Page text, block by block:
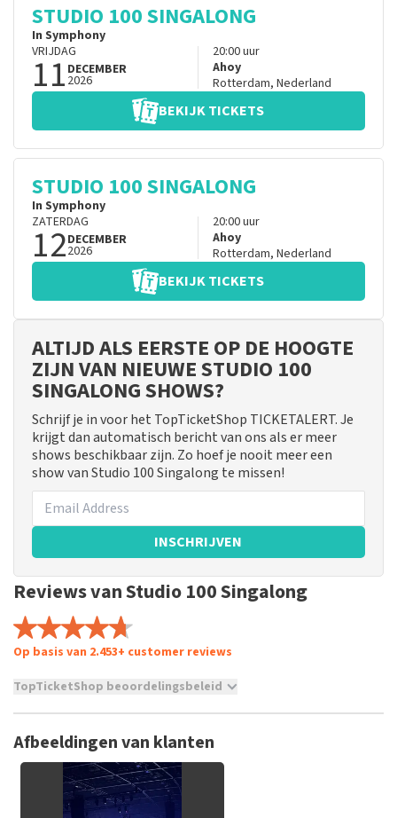
STUDIO 100 SINGALONG
In Symphony
VRIJDAG
11 DECEMBER
2026
20:00uur
Ahoy
Rotterdam, Nederland
BEKIJK TICKETS
STUDIO 100 SINGALONG
In Symphony
ZATERDAG
12DECEMBER
2026
20:00uur
Ahoy
Rotterdam, Nederland
BEKIJK TICKETS
ALTIJD ALS EERSTE OP DE HOOGTE
ZIJN VAN NIEUWE STUDIO 100
SINGALONG SHOWS?
Schrijf je in voor het TopTicketShop TICKETALERT. Je
krijgt dan automatisch bericht van ons als er meer
shows beschikbaar zijn. Zo hoef je nooit meer een
show van Studio 100 Singalong te missen!
INSCHRIJVEN
Reviews van Studio 100 Singalong
Op basis van 2.453+ customer reviews
TopTicketShop beoordelingsbeleid
niet mogelijk om een review achter te laten als je geen
tickets hebt aangeschaft bij TopTicketShop. Reviews met
grof taalgebruik en/of onwaarheden worden niet geplaatst.
Het kan enkele weken duren voordat een review wordt
geplaatst.
Afbeeldingen van klanten